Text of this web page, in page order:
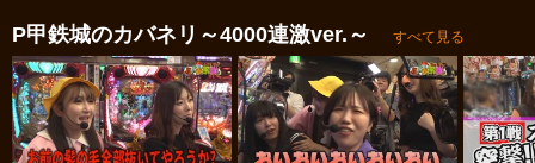
P甲鉄城のカバネリ～4000連激ver.～ すべて見る